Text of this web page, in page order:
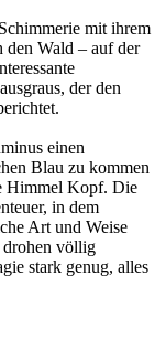
mit ihrem
den Wald – auf der
der den
einen
Blau zu kommen
Himmel Kopf. Die
in dem
Art und Weise
völlig
stark genug, alles